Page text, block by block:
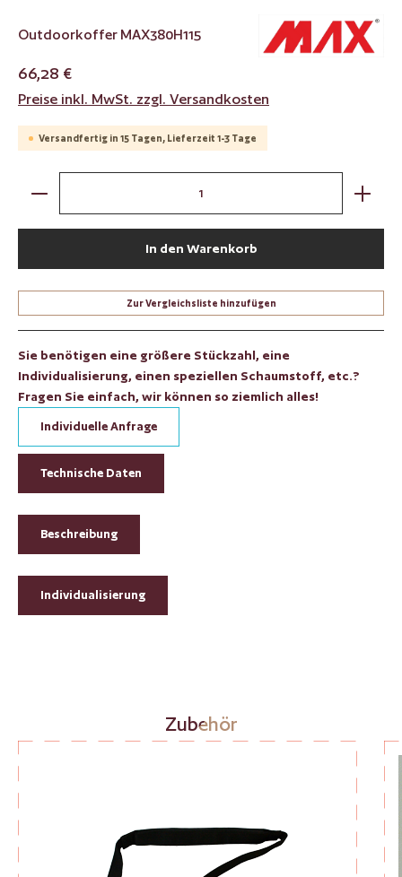
Outdoorkoffer MAX380H115
66,28 €
Preise inkl. MwSt. zzgl. Versandkosten
Versandfertig in 15 Tagen, Lieferzeit 1-3 Tage
Produkt Anzahl: Gib den gewünschten Wert ein oder
In den Warenkorb
Zur Vergleichsliste hinzufügen
Sie benötigen eine größere Stückzahl, eine
Individualisierung, einen speziellen Schaumstoff, etc.?
Fragen Sie einfach, wir können so ziemlich alles!
Individuelle Anfrage
Technische Daten
Beschreibung
Individualisierung
Produktgalerie überspringenZubehör